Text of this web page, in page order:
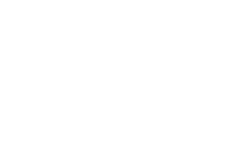
сочетание
создаст
где это
или